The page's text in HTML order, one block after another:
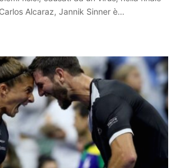
Alcaraz, Jannik Sinner è…